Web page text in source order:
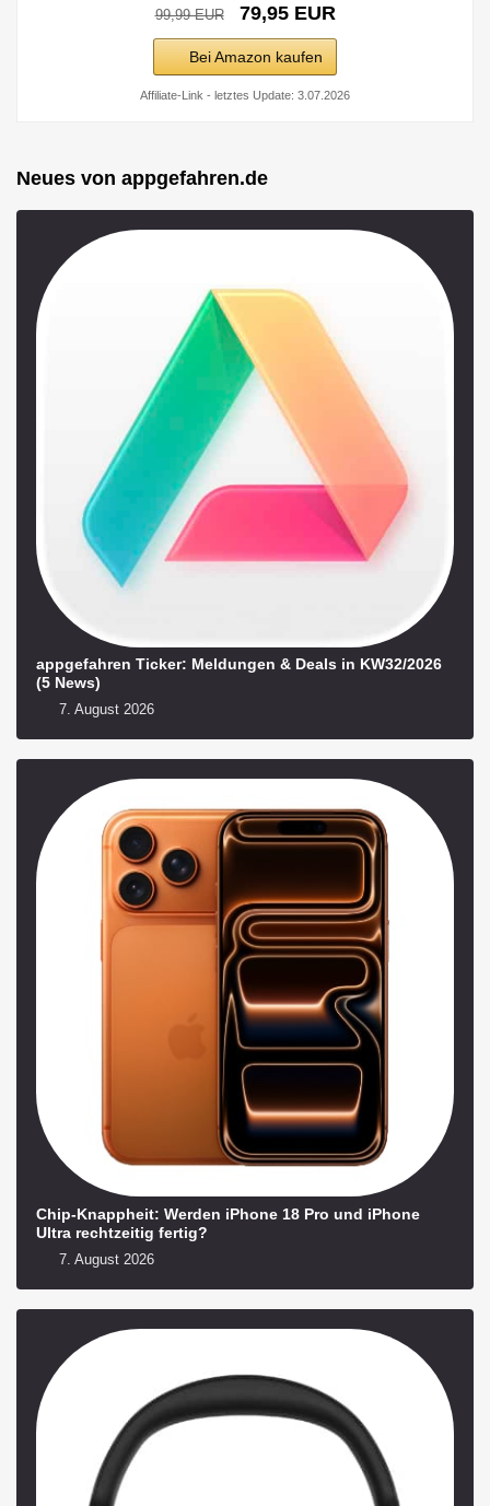
99,99 EUR 79,95 EUR
Bei Amazon kaufen
Affiliate-Link - letztes Update: 3.07.2026
Neues von appgefahren.de
appgefahren Ticker: Meldungen & Deals in KW32/2026
(5 News)
7. August 2026
Chip-Knappheit: Werden iPhone 18 Pro und iPhone
Ultra rechtzeitig fertig?
7. August 2026